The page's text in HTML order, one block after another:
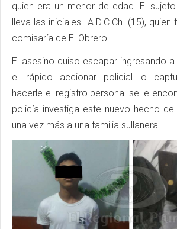
quien era un menor de edad. El
lleva las iniciales A.D.C.Ch. (15),
comisaría de El Obrero.
El asesino quiso escapar ingresando
el rápido accionar policial lo
hacerle el registro personal se le
policía investiga este nuevo hecho de
una vez más a una familia sullanera.